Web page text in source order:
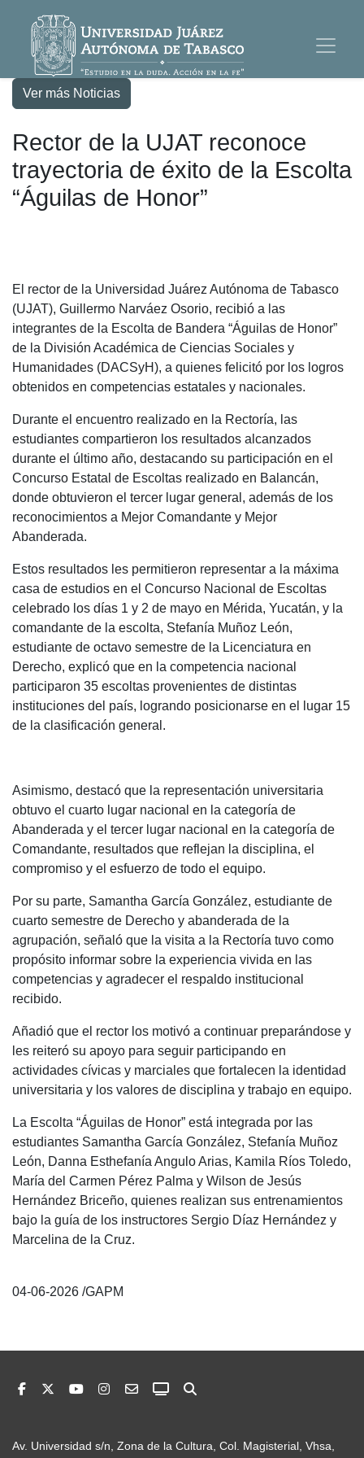
Ver más Noticias
Rector de la UJAT reconoce
trayectoria de éxito de la Escolta
“Águilas de Honor”
El rector de la Universidad Juárez Autónoma de Tabasco
(UJAT), Guillermo Narváez Osorio, recibió a las
integrantes de la Escolta de Bandera “Águilas de Honor”
de la División Académica de Ciencias Sociales y
Humanidades (DACSyH), a quienes felicitó por los logros
obtenidos en competencias estatales y nacionales.
Durante el encuentro realizado en la Rectoría, las
estudiantes compartieron los resultados alcanzados
durante el último año, destacando su participación en el
Concurso Estatal de Escoltas realizado en Balancán,
donde obtuvieron el tercer lugar general, además de los
reconocimientos a Mejor Comandante y Mejor
Abanderada.
Estos resultados les permitieron representar a la máxima
casa de estudios en el Concurso Nacional de Escoltas
celebrado los días 1 y 2 de mayo en Mérida, Yucatán, y la
comandante de la escolta, Stefanía Muñoz León,
estudiante de octavo semestre de la Licenciatura en
Derecho, explicó que en la competencia nacional
participaron 35 escoltas provenientes de distintas
instituciones del país, logrando posicionarse en el lugar 15
de la clasificación general.
Asimismo, destacó que la representación universitaria
obtuvo el cuarto lugar nacional en la categoría de
Abanderada y el tercer lugar nacional en la categoría de
Comandante, resultados que reflejan la disciplina, el
compromiso y el esfuerzo de todo el equipo.
Por su parte, Samantha García González, estudiante de
cuarto semestre de Derecho y abanderada de la
agrupación, señaló que la visita a la Rectoría tuvo como
propósito informar sobre la experiencia vivida en las
competencias y agradecer el respaldo institucional
recibido.
Añadió que el rector los motivó a continuar preparándose y
les reiteró su apoyo para seguir participando en
actividades cívicas y marciales que fortalecen la identidad
universitaria y los valores de disciplina y trabajo en equipo.
La Escolta “Águilas de Honor” está integrada por las
estudiantes Samantha García González, Stefanía Muñoz
León, Danna Esthefanía Angulo Arias, Kamila Ríos Toledo,
María del Carmen Pérez Palma y Wilson de Jesús
Hernández Briceño, quienes realizan sus entrenamientos
bajo la guía de los instructores Sergio Díaz Hernández y
Marcelina de la Cruz.
04-06-2026 /GAPM
Av. Universidad s/n, Zona de la Cultura, Col. Magisterial, Vhsa,